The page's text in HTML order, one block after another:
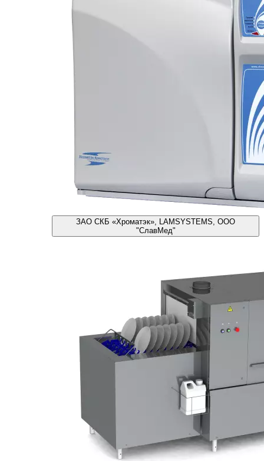
ЗАО СКБ «Хроматэк», LAMSYSTEMS, ООО
"СлавМед"